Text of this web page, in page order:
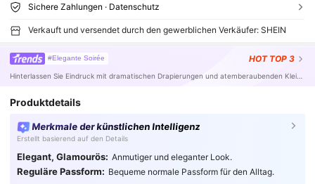
Sichere Zahlungen · Datenschutz
Verkauft und versendet durch den gewerblichen Verkäufer: SHEIN
#Elegante Soirée HOT TOP 3
Produktdetails
Merkmale der künstlichen Intelligenz
Erstellt basierend auf den Details
Elegant, Glamourös: Anmutiger und eleganter Look.
Reguläre Passform: Bequeme normale Passform für den Alltag.